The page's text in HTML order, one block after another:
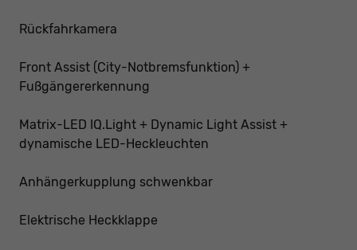
Rückfahrkamera
Front Assist (City-Notbremsfunktion) +
Fußgängererkennung
Matrix-LED IQ.Light + Dynamic Light Assist +
dynamische LED-Heckleuchten
Anhängerkupplung schwenkbar
Elektrische Heckklappe